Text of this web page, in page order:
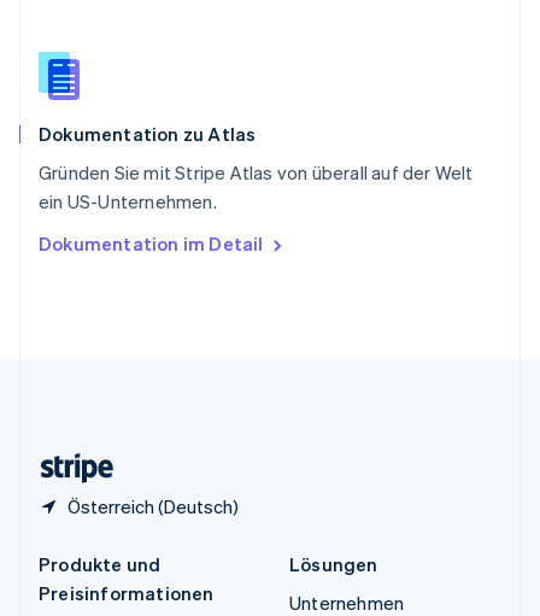
Dokumentation zu Atlas
Gründen Sie mit Stripe Atlas von überall auf der Welt
ein US-Unternehmen.
Dokumentation im Detail
Österreich (Deutsch)
English
Spanien
Thailand
Tschechische Republik
English
English
Produkte und
Preisinformationen
Lösungen
Unternehmen